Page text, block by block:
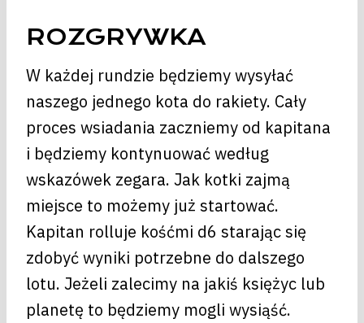
ROZGRYWKA
W każdej rundzie będziemy wysyłać
naszego jednego kota do rakiety. Cały
proces wsiadania zaczniemy od kapitana
i będziemy kontynuować według
wskazówek zegara. Jak kotki zajmą
miejsce to możemy już startować.
Kapitan rolluje kośćmi d6 starając się
zdobyć wyniki potrzebne do dalszego
lotu. Jeżeli zalecimy na jakiś księżyc lub
planetę to będziemy mogli wysiąść.